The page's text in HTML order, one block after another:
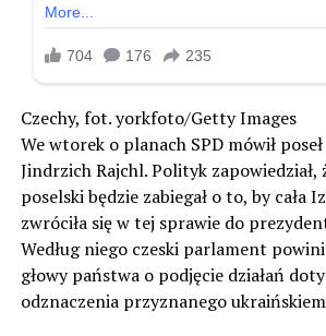
Czechy, fot. yorkfoto/Getty Images
We wtorek o planach SPD mówił
Jindrzich Rajchl. Polityk zapowiedział,
poselski będzie zabiegał o to, by cała
zwróciła się w tej sprawie do
Według niego czeski parlament
głowy państwa o podjęcie działań
odznaczenia przyznanego